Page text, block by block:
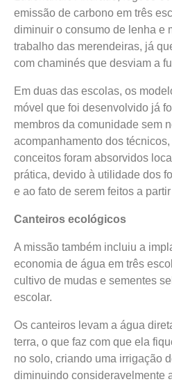
emissão de carbono em três
diminuir o consumo de lenha e
trabalho das merendeiras, já
com chaminés que desviam a
Em duas das escolas, os
móvel que foi desenvolvido já
membros da comunidade sem
acompanhamento dos
conceitos foram absorvidos
prática, devido à utilidade dos
e ao fato de serem feitos a
Canteiros ecológicos
A missão também incluiu a
economia de água em três
cultivo de mudas e sementes
escolar.
Os canteiros levam a água
terra, o que faz com que ela
no solo, criando uma irrigação
diminuindo consideravelmente